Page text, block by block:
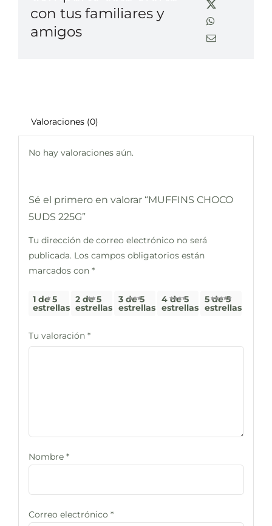
con tus familiares y
amigos
Valoraciones (0)
No hay valoraciones aún.
Sé el primero en valorar “MUFFINS CHOCO
5UDS 225G”
Tu dirección de correo electrónico no será
publicada. Los campos obligatorios están
marcados con *
1 de 5
estrellas
2 de 5
estrellas
3 de 5
estrellas
4 de 5
estrellas
5 de 5
estrellas
Tu valoración *
Nombre *
Correo electrónico *